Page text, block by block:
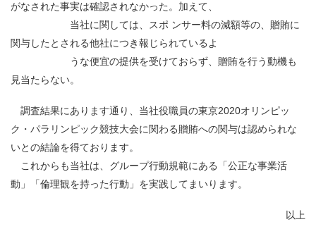
がなされた事実は確認されなかった。加えて、
当社に関しては、スポ ンサー料の減額等の、贈賄に
関与したとされる他社につき報じられているよ
うな便宜の提供を受けておらず、贈賄を行う動機も
見当たらない。
調査結果にあります通り、当社役職員の東京2020オリンピッ
ク・パラリンピック競技大会に関わる贈賄への関与は認められな
いとの結論を得ております。
これからも当社は、グループ行動規範にある「公正な事業活
動」「倫理観を持った行動」を実践してまいります。
以上